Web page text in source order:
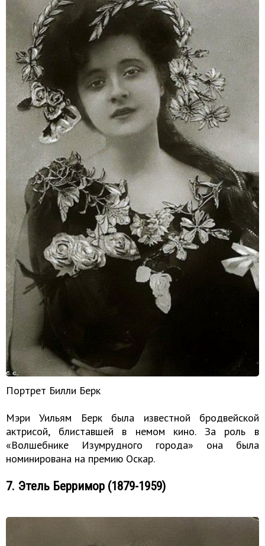
Портрет Билли Берк
Мэри Уильям Берк была известной бродвейской
актрисой, блиставшей в немом кино. За роль в
«Волшебнике Изумрудного города» она была
номинирована на премию Оскар.
7. Этель Берримор (1879-1959)